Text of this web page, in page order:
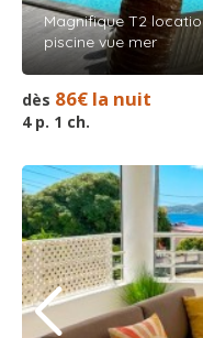
Magnifique T2
piscine vue mer
dès 86€ la nuit
4 p. 1 ch.